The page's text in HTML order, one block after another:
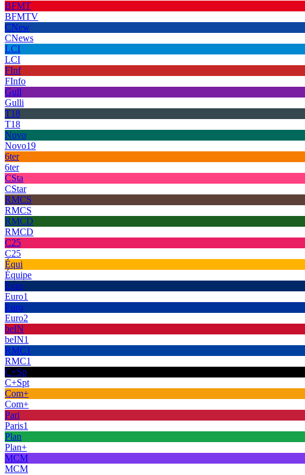
BFMT
BFMTV
CNew
CNews
LCI
LCI
FInf
FInfo
Gull
Gulli
T18
T18
Novo
Novo19
6ter
6ter
CSta
CStar
RMCS
RMCS
RMCD
RMCD
C25
C25
Équi
Équipe
Euro
Euro1
Euro
Euro2
beIN
beIN1
RMC1
RMC1
C+Sp
C+Spt
Com+
Com+
Pari
Paris1
Plan
Plan+
MCM
MCM